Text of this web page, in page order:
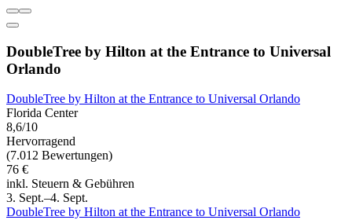
DoubleTree by Hilton at the Entrance to Universal
Orlando
DoubleTree by Hilton at the Entrance to Universal Orlando
Florida Center
8,6/10
Hervorragend
(7.012 Bewertungen)
76 €
inkl. Steuern & Gebühren
3. Sept.–4. Sept.
DoubleTree by Hilton at the Entrance to Universal Orlando